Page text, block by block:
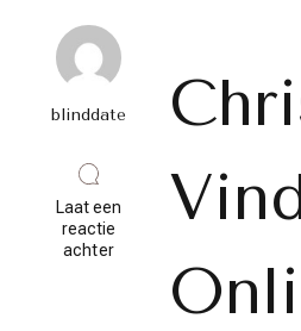
blinddate
Laat een
reactie
achterop
Christelijke